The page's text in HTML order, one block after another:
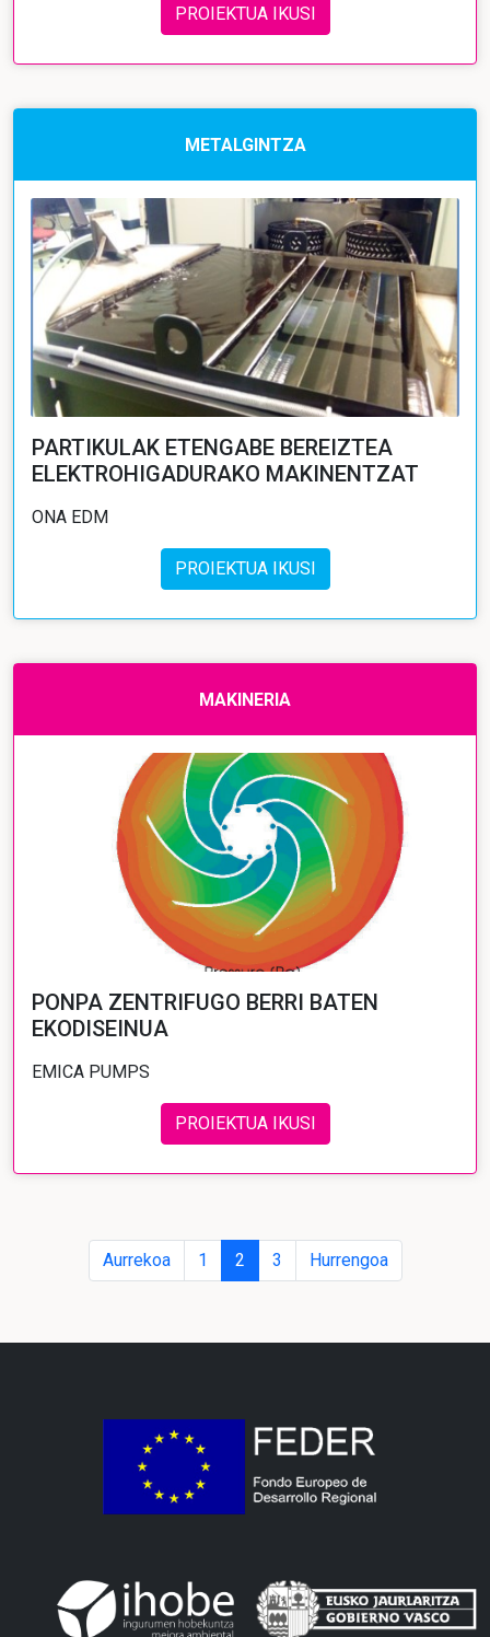
PROIEKTUA IKUSI
METALGINTZA
PARTIKULAK ETENGABE BEREIZTEA
ELEKTROHIGADURAKO MAKINENTZAT
ONA EDM
PROIEKTUA IKUSI
MAKINERIA
PONPA ZENTRIFUGO BERRI BATEN
EKODISEINUA
EMICA PUMPS
PROIEKTUA IKUSI
Aurrekoa 1 2 3 Hurrengoa